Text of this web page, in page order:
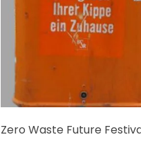
Zero Waste Future